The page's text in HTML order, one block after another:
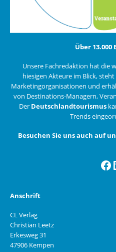
Über 13.000
Unsere Fachredaktion hat die
hiesigen Akteure im Blick,
Marketingorganisationen und
von Destinations-Managern,
Der Deutschlandtourismus
Trends
Besuchen Sie uns auch auf
Anschrift
CL Verlag
Christian Leetz
Erkesweg 31
47906 Kempen